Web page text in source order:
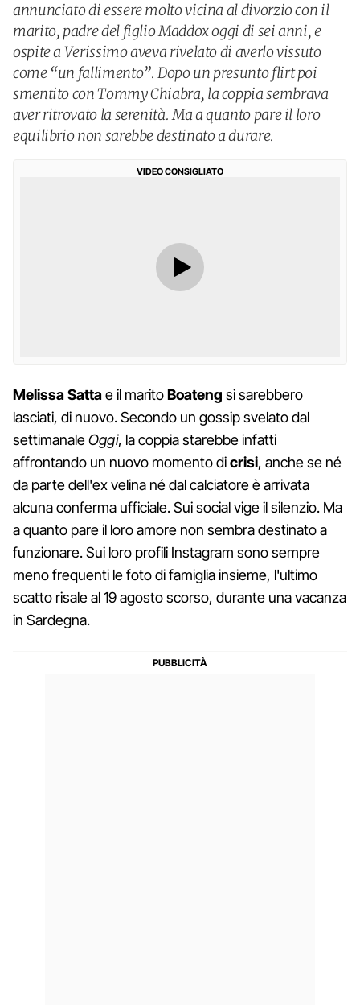
annunciato di essere molto vicina al divorzio con il
marito, padre del figlio Maddox oggi di sei anni, e
ospite a Verissimo aveva rivelato di averlo vissuto
come “un fallimento”. Dopo un presunto flirt poi
smentito con Tommy Chiabra, la coppia sembrava
aver ritrovato la serenità. Ma a quanto pare il loro
equilibrio non sarebbe destinato a durare.
VIDEO CONSIGLIATO
Melissa Sattae il maritoBoateng si sarebbero
lasciati, di nuovo. Secondo un gossip svelato dal
settimanaleOggi, la coppia starebbe infatti
affrontando un nuovo momento dicrisi, anche se né
da parte dell'ex velina né dal calciatore è arrivata
alcuna conferma ufficiale. Sui social vige il silenzio. Ma
a quanto pare il loro amore non sembra destinato a
funzionare. Sui loro profili Instagram sono sempre
meno frequenti le foto di famiglia insieme, l'ultimo
scatto risale al 19 agosto scorso, durante una vacanza
in Sardegna.